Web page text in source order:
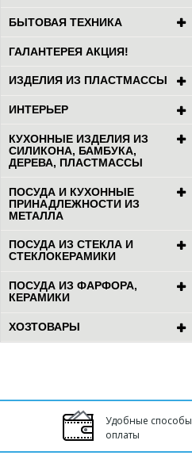
БЫТОВАЯ ТЕХНИКА
ГАЛАНТЕРЕЯ АКЦИЯ!
ИЗДЕЛИЯ ИЗ ПЛАСТМАССЫ
ИНТЕРЬЕР
КУХОННЫЕ ИЗДЕЛИЯ ИЗ
СИЛИКОНА, БАМБУКА,
ДЕРЕВА, ПЛАСТМАССЫ
ПОСУДА И КУХОННЫЕ
ПРИНАДЛЕЖНОСТИ ИЗ
МЕТАЛЛА
ПОСУДА ИЗ СТЕКЛА И
СТЕКЛОКЕРАМИКИ
ПОСУДА ИЗ ФАРФОРА,
КЕРАМИКИ
ХОЗТОВАРЫ
Удобные способы
оплаты